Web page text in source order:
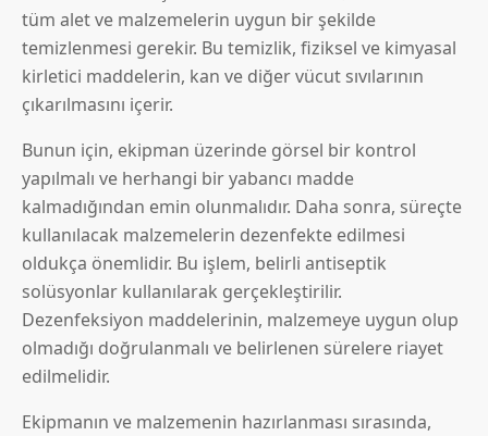
tüm alet ve malzemelerin uygun bir şekilde
temizlenmesi gerekir. Bu temizlik, fiziksel ve kimyasal
kirletici maddelerin, kan ve diğer vücut sıvılarının
çıkarılmasını içerir.
Bunun için, ekipman üzerinde görsel bir kontrol
yapılmalı ve herhangi bir yabancı madde
kalmadığından emin olunmalıdır. Daha sonra, süreçte
kullanılacak malzemelerin dezenfekte edilmesi
oldukça önemlidir. Bu işlem, belirli antiseptik
solüsyonlar kullanılarak gerçekleştirilir.
Dezenfeksiyon maddelerinin, malzemeye uygun olup
olmadığı doğrulanmalı ve belirlenen sürelere riayet
edilmelidir.
Ekipmanın ve malzemenin hazırlanması sırasında,